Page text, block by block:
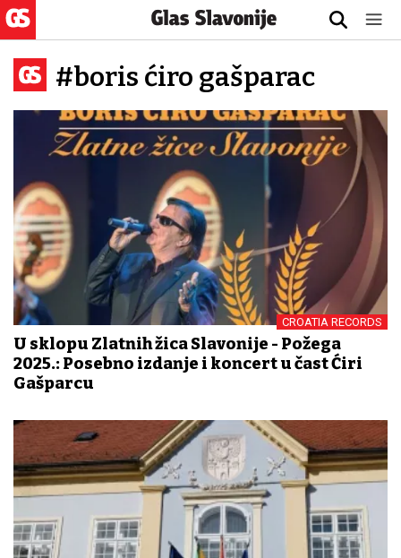
#boris ćiro gašparac
CROATIA RECORDS
U sklopu Zlatnih žica Slavonije - Požega
2025.: Posebno izdanje i koncert u čast Ćiri
Gašparcu